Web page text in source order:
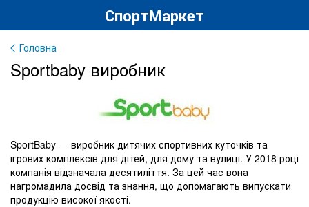
СпортМаркет
Головна
Sportbaby виробник
SportBaby — виробник дитячих спортивних куточків та
ігрових комплексів для дітей, для дому та вулиці. У 2018 році
компанія відзначала десятиліття. За цей час вона
нагромадила досвід та знання, що допомагають випускати
продукцію високої якості.